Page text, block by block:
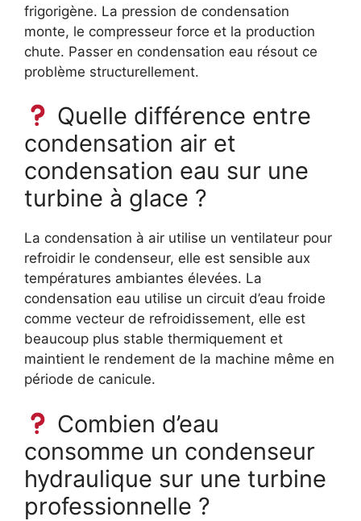
frigorigène. La pression de condensation
monte, le compresseur force et la production
chute. Passer en condensation eau résout ce
problème structurellement.
Quelle différence entre
condensation air et
condensation eau sur une
turbine à glace ?
La condensation à air utilise un ventilateur pour
refroidir le condenseur, elle est sensible aux
températures ambiantes élevées. La
condensation eau utilise un circuit d’eau froide
comme vecteur de refroidissement, elle est
beaucoup plus stable thermiquement et
maintient le rendement de la machine même en
période de canicule.
Combien d’eau
consomme un condenseur
hydraulique sur une turbine
professionnelle ?